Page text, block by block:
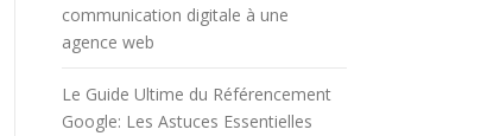
communication digitale à une
agence web
Le Guide Ultime du Référencement
Google: Les Astuces Essentielles